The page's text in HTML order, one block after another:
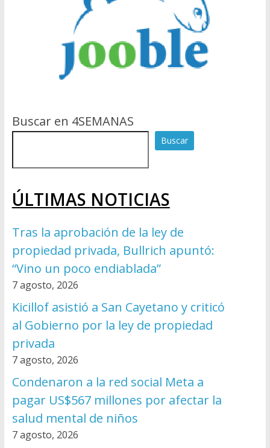
Buscar en 4SEMANAS
Buscar
ÚLTIMAS NOTICIAS
Tras la aprobación de la ley de
propiedad privada, Bullrich apuntó:
“Vino un poco endiablada”
7 agosto, 2026
Kicillof asistió a San Cayetano y criticó
al Gobierno por la ley de propiedad
privada
7 agosto, 2026
Condenaron a la red social Meta a
pagar US$567 millones por afectar la
salud mental de niños
7 agosto, 2026